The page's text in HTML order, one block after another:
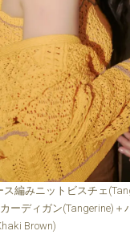
ス編みニットビスチェ
ーディガン(Tangerine)＋
Brown)